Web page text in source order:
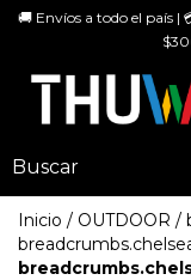
🚚 Envíos a todo el país |
Inicio / OUTDOOR /